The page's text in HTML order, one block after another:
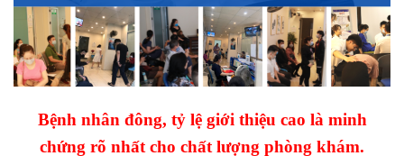
Bệnh nhân đông, tỷ lệ giới thiệu cao là minh
chứng rõ nhất cho chất lượng phòng khám.